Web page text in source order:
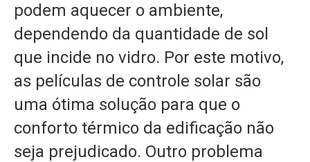
podem aquecer o ambiente,
dependendo da quantidade de sol
que incide no vidro. Por este motivo,
as películas de controle solar são
uma ótima solução para que o
conforto térmico da edificação não
seja prejudicado. Outro problema